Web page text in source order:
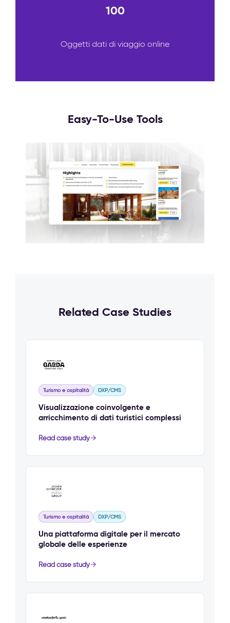
100
Oggetti dati di viaggio online
Easy-To-Use Tools
Related Case Studies
Turismo e ospitalità DXP/CMS
Visualizzazione coinvolgente e
arricchimento di dati turistici complessi
Read case study
Turismo e ospitalità DXP/CMS
Una piattaforma digitale per il mercato
globale delle esperienze
Read case study